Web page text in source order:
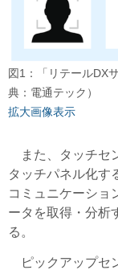
図1：「リテールDX
典：電通テック）
拡大画像表示
また、タッチセ
タッチパネル化す
コミュニケーショ
ータを取得・分析
る。
ピックアップセ